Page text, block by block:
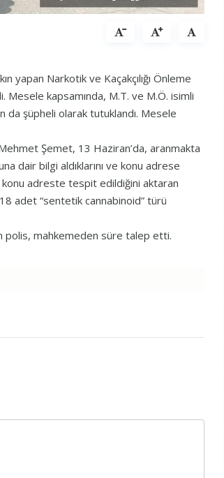
yapan Narkotik ve Kaçakçılığı Önleme
kapsamında, M.T. ve M.Ö. isimli
da şüpheli olarak tutuklandı. Mesele
Şemet, 13 Haziran’da, aranmakta
dair bilgi aldıklarını ve konu adrese
konu adreste tespit edildiğini aktaran
adet “sentetik cannabinoid” türü
polis, mahkemeden süre talep etti.